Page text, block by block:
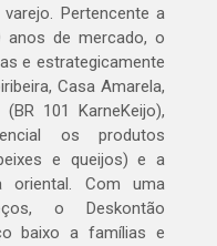
Pertencente a
anos de mercado, o
e estrategicamente
Casa Amarela,
101 KarneKeijo),
os produtos
e queijos) e a
oriental. Com uma
o Deskontão
baixo a famílias e